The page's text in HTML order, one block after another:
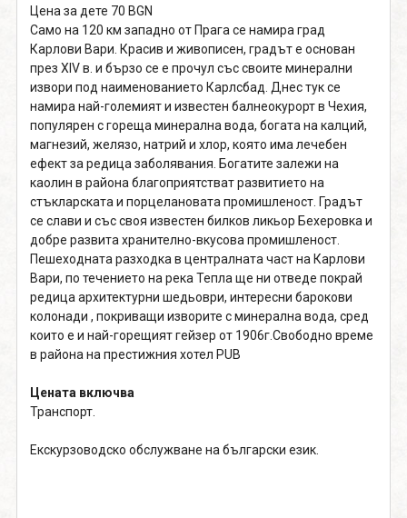
Цена за дете 70 BGN
Само на 120 км западно от Прага се намира град
Карлови Вари. Красив и живописен, градът е основан
през XIV в. и бързо се е прочул със своите минерални
извори под наименованието Карлсбад. Днес тук се
намира най-големият и известен балнеокурорт в Чехия,
популярен с гореща минерална вода, богата на калций,
магнезий, желязо, натрий и хлор, която има лечебен
ефект за редица заболявания. Богатите залежи на
каолин в района благоприятстват развитието на
стъкларската и порцелановата промишленост. Градът
се слави и със своя известен билков ликьор Бехеровка и
добре развита хранително-вкусова промишленост.
Пешеходната разходка в централната част на Карлови
Вари, по течението на река Тепла ще ни отведе покрай
редица архитектурни шедьоври, интересни барокови
колонади , покриващи изворите с минерална вода, сред
които е и най-горещият гейзер от 1906г.Свободно време
в района на престижния хотел PUB
Цената включва
Транспорт.
Екскурзоводско обслужване на български език.